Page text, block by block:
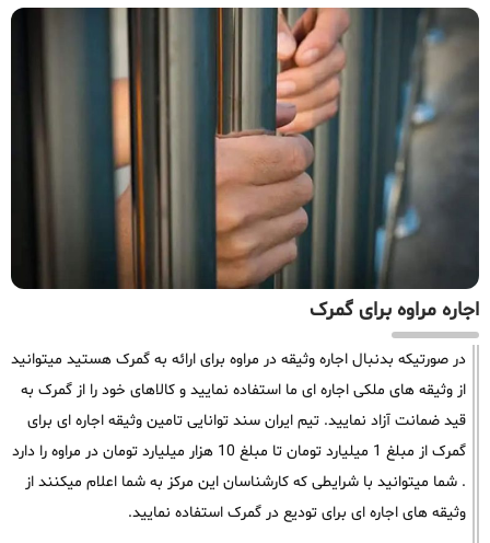
اجاره مراوه برای گمرک
در صورتیکه بدنبال اجاره وثیقه در مراوه برای ارائه به گمرک هستید میتوانید
از وثیقه های ملکی اجاره ای ما استفاده نمایید و کالاهای خود را از گمرک به
قید ضمانت آزاد نمایید. تیم ایران سند توانایی تامین وثیقه اجاره ای برای
گمرک از مبلغ 1 میلیارد تومان تا مبلغ 10 هزار میلیارد تومان در مراوه را دارد
. شما میتوانید با شرایطی که کارشناسان این مرکز به شما اعلام میکنند از
وثیقه های اجاره ای برای تودیع در گمرک استفاده نمایید.